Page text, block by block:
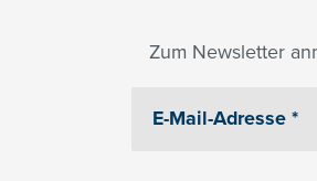
Zum Newsletter